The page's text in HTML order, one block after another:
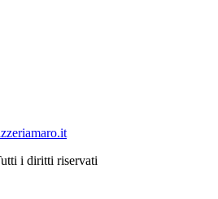
i diritti riservati